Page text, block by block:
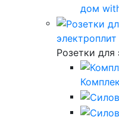
дом
электроплит
Розетки для